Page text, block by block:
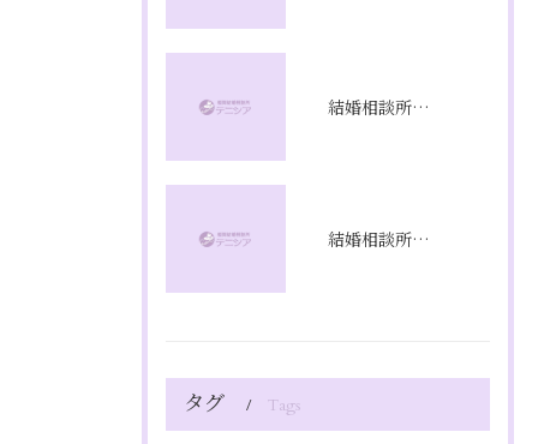
結婚相談所プラン比較で福岡県福岡市のコスパと成婚率を徹底分析
結婚相談所の相談で不安を解消し理想の婚活を始めるための具体的ステップと質問リスト
タグ Tags